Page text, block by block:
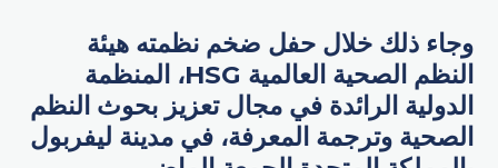
وجاء ذلك خلال حفل ضخم نظمته هيئة
النظم الصحية العالمية HSG، المنظمة
الدولية الرائدة في مجال تعزيز بحوث النظم
الصحية وترجمة المعرفة، في مدينة ليفربول